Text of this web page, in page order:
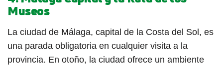
Museos
La ciudad de Málaga, capital de la Costa del Sol, es
una parada obligatoria en cualquier visita a la
provincia. En otoño, la ciudad ofrece un ambiente